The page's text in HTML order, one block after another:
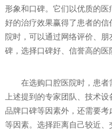
形象和口碑。它们以优质的
好的治疗效果赢得了患者的
院时，可以通过网络评价、
碑，选择口碑好、信誉高的医
在选购口腔医院时，患者
上述提到的专家团队、技术
品牌口碑等因素外，还需要
等因素。选择距离自己较近